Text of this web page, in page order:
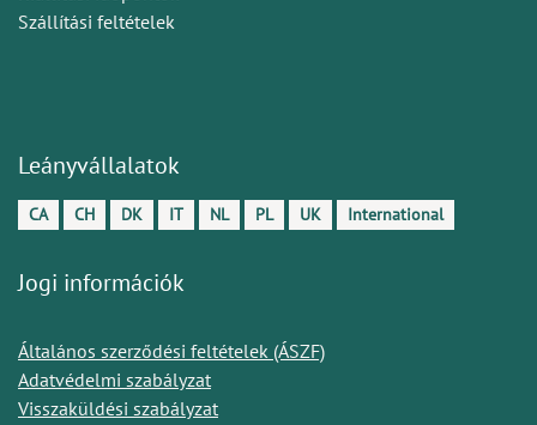
Szállítási feltételek
Leányvállalatok
CA CH DK IT NL PL UK International
Jogi információk
Általános szerződési feltételek (ÁSZF)
Adatvédelmi szabályzat
Visszaküldési szabályzat